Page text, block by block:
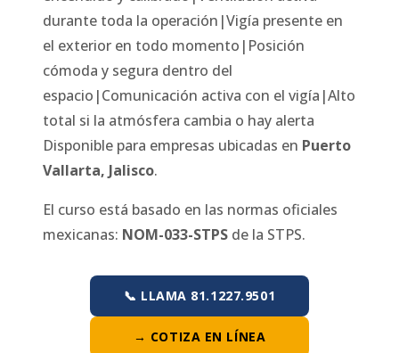
durante toda la operación|Vigía presente en
el exterior en todo momento|Posición
cómoda y segura dentro del
espacio|Comunicación activa con el vigía|Alto
total si la atmósfera cambia o hay alerta
Disponible para empresas ubicadas en Puerto
Vallarta, Jalisco.
El curso está basado en las normas oficiales
mexicanas: NOM-033-STPS de la STPS.
📞 LLAMA 81.1227.9501
→ COTIZA EN LÍNEA